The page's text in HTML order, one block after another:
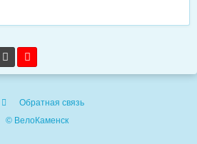
Обратная связь
© ВелоКаменск